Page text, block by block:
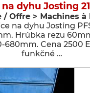
dyhu Josting
/ Offre > Machines à
na dyhu Josting
Hrúbka rezu
680mm. Cena 2500
funkčné …